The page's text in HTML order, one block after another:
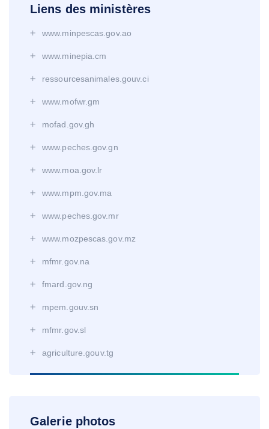
Liens des ministères
www.minpescas.gov.ao
www.minepia.cm
ressourcesanimales.gouv.ci
www.mofwr.gm
mofad.gov.gh
www.peches.gov.gn
www.moa.gov.lr
www.mpm.gov.ma
www.peches.gov.mr
www.mozpescas.gov.mz
mfmr.gov.na
fmard.gov.ng
mpem.gouv.sn
mfmr.gov.sl
agriculture.gouv.tg
Galerie photos